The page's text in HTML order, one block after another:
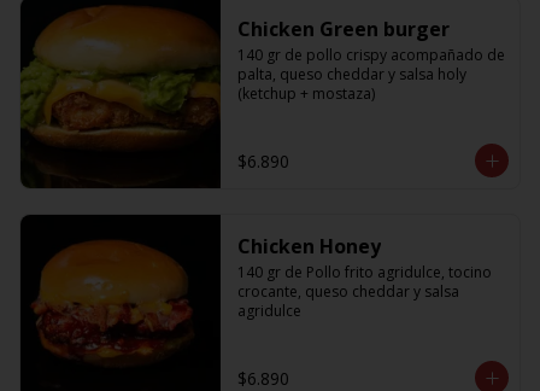
Chicken Green burger
140 gr de pollo crispy acompañado de
palta, queso cheddar y salsa holy
(ketchup + mostaza)
$6.890
Chicken Honey
140 gr de Pollo frito agridulce, tocino
crocante, queso cheddar y salsa
agridulce
$6.890